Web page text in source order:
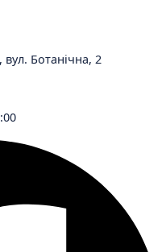
Ботанічна, 2